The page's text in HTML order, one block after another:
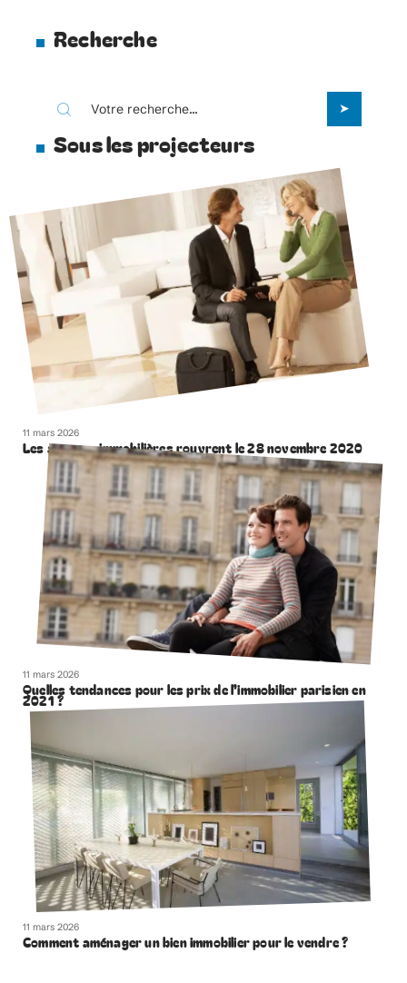
Recherche
Sous les projecteurs
11 mars 2026
Les agences immobilières rouvrent le 28 novembre 2020
11 mars 2026
Quelles tendances pour les prix de l’immobilier parisien en
2021 ?
11 mars 2026
Comment aménager un bien immobilier pour le vendre ?